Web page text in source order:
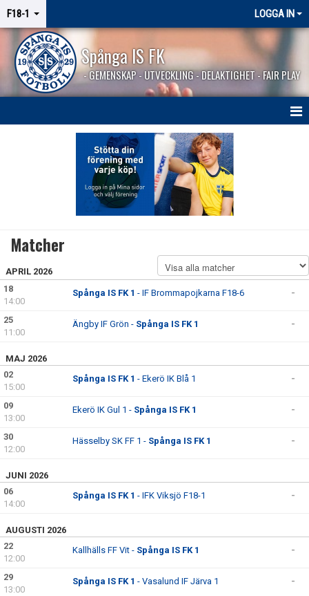
F18-1 LOGGA IN
Spånga IS FK
- GEMENSKAP - UTVECKLING - DELAKTIGHET - FAIR PLAY
BILDGALLERI
Matcher
APRIL 2026
18
14:00
Spånga IS FK 1 - IF Brommapojkarna F18-6 -
25
11:00
Ängby IF Grön - Spånga IS FK 1 -
MAJ 2026
02
15:00
Spånga IS FK 1 - Ekerö IK Blå 1 -
09
13:00
Ekerö IK Gul 1 - Spånga IS FK 1 -
30
12:00
Hässelby SK FF 1 - Spånga IS FK 1 -
JUNI 2026
06
14:00
Spånga IS FK 1 - IFK Viksjö F18-1 -
AUGUSTI 2026
22
12:00
Kallhälls FF Vit - Spånga IS FK 1 -
29
13:00
Spånga IS FK 1 - Vasalund IF Järva 1 -